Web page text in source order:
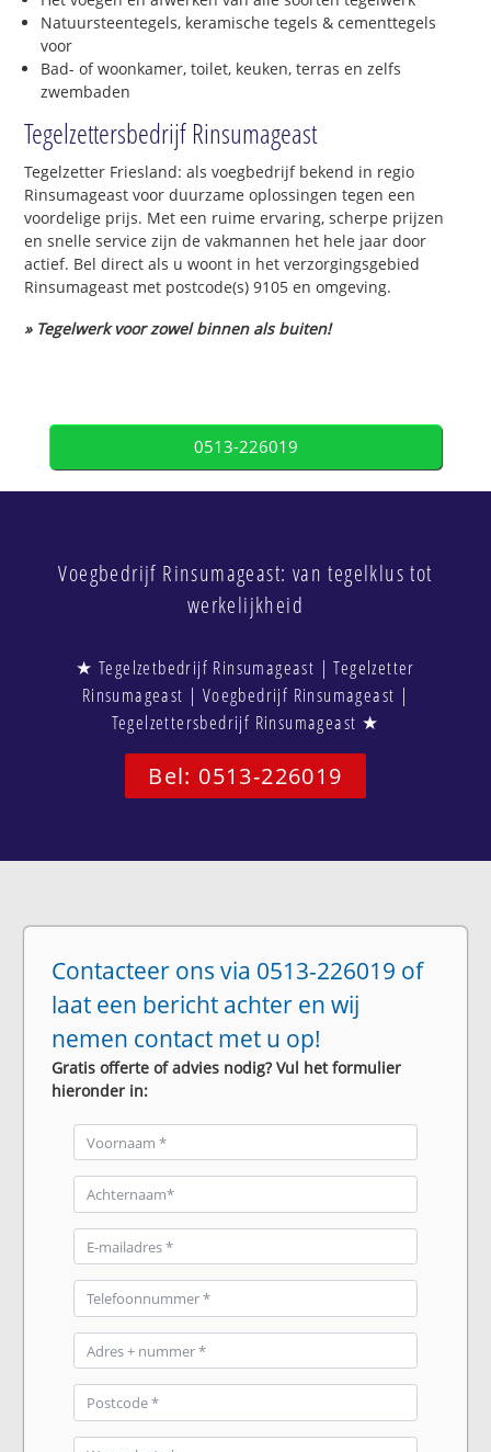
Natuursteentegels, keramische tegels & cementtegels
voor
Bad- of woonkamer, toilet, keuken, terras en zelfs
zwembaden
Tegelzettersbedrijf Rinsumageast
Tegelzetter Friesland: als voegbedrijf bekend in regio
Rinsumageast voor duurzame oplossingen tegen een
voordelige prijs. Met een ruime ervaring, scherpe prijzen
en snelle service zijn de vakmannen het hele jaar door
actief. Bel direct als u woont in het verzorgingsgebied
Rinsumageast met postcode(s) 9105 en omgeving.
» Tegelwerk voor zowel binnen als buiten!
0513-226019
Voegbedrijf Rinsumageast: van tegelklus tot
werkelijkheid
★ Tegelzetbedrijf Rinsumageast | Tegelzetter
Rinsumageast | Voegbedrijf Rinsumageast |
Tegelzettersbedrijf Rinsumageast ★
Bel: 0513-226019
Contacteer ons via 0513-226019 of
laat een bericht achter en wij
nemen contact met u op!
Gratis offerte of advies nodig? Vul het formulier
hieronder in: